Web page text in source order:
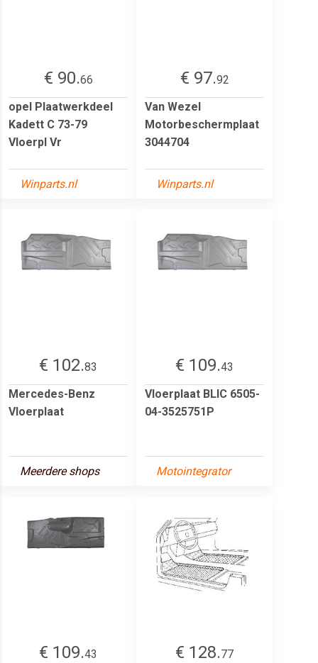
€ 90.66
opel Plaatwerkdeel
Kadett C 73-79
Vloerpl Vr
Winparts.nl
€ 97.92
Van Wezel
Motorbeschermplaat
3044704
Winparts.nl
€ 102.83
Mercedes-Benz
Vloerplaat
Meerdere shops
€ 109.43
Vloerplaat BLIC 6505-
04-3525751P
Motointegrator
€ 109.43
€ 128.77